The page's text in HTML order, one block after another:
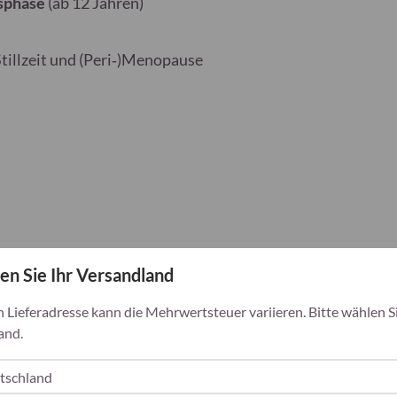
und (Peri‑)Menopause
abwechslungsreiche,
werden. Die angegebene
Sie Ihr Versandland
Lieferadresse kann die Mehrwertsteuer variieren. Bitte wählen